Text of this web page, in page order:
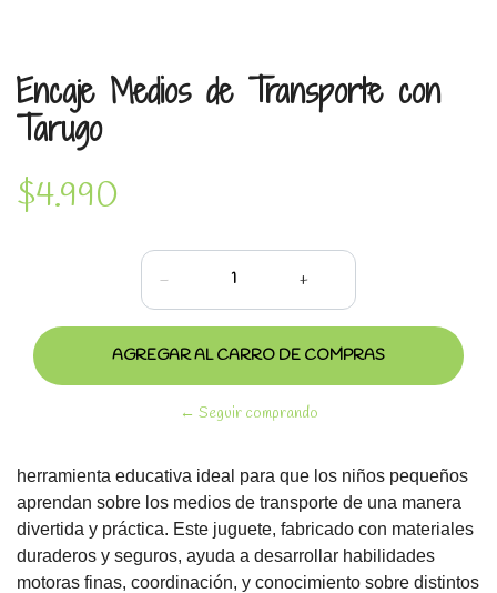
Encaje Medios de Transporte con
Tarugo
$4.990
- +
← Seguir comprando
herramienta educativa ideal para que los niños pequeños
aprendan sobre los medios de transporte de una manera
divertida y práctica. Este juguete, fabricado con materiales
duraderos y seguros, ayuda a desarrollar habilidades
motoras finas, coordinación, y conocimiento sobre distintos